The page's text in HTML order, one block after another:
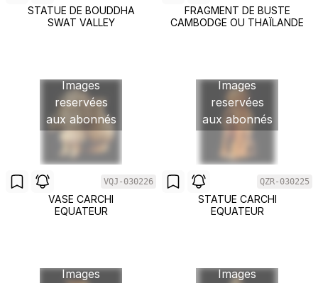
STATUE DE BOUDDHA
SWAT VALLEY
FRAGMENT DE BUSTE
CAMBODGE OU THAÏLANDE
Images
reservées
aux abonnés
VQJ-030226
VASE CARCHI
EQUATEUR
Images
reservées
aux abonnés
QZR-030225
STATUE CARCHI
EQUATEUR
Images
Images